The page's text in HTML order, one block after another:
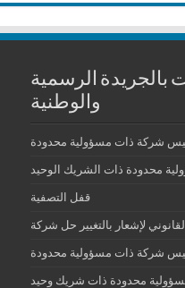
بالجريدة الرسمية
والوطنية
شركة ذات مسؤولية محدودة
محدودة ذات الشريك الوحيد
قفل التصفية
لإشعار بالتغيير حل شركة
شركة ذات مسؤولية محدودة
محدودة ذات شريك وحيد